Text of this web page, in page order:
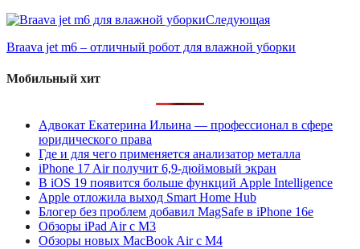
Следующая
Braava jet m6 – отличный робот для влажной уборки
Мобильный хит
Адвокат Екатерина Ильина — профессионал в сфере
юридического права
Где и для чего применяется анализатор металла
iPhone 17 Air получит 6,9-дюймовый экран
В iOS 19 появится больше функций Apple Intelligence
Apple отложила выход Smart Home Hub
Блогер без проблем добавил MagSafe в iPhone 16e
Обзоры iPad Air с M3
Обзоры новых MacBook Air с M4